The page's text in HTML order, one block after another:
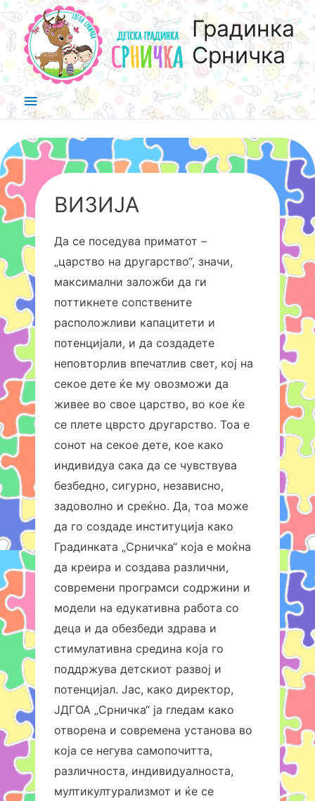
Градинка
Срничка
ВИЗИЈА
Да се поседува приматот –
„царство на другарство“, значи,
максимални заложби да ги
поттикнете сопствените
расположливи капацитети и
потенцијали, и да создадете
неповторлив впечатлив свет, кој на
секое дете ќе му овозможи да
живее во свое царство, во кое ќе
се плете цврсто другарство. Тоа е
сонот на секое дете, кое како
индивидуа сака да се чувствува
безбедно, сигурно, независно,
задоволно и среќно. Да, тоа може
да го создаде институција како
Градинката „Срничка“ која е моќна
да креира и создава различни,
современи програмси содржини и
модели на едукативна работа со
деца и да обезбеди здрава и
стимулативна средина која го
поддржува детскиот развој и
потенцијал. Јас, како директор,
ЈДГОА „Срничка“ ја гледам како
отворена и современа установа во
која се негува самопочитта,
различноста, индивидуалноста,
мултикултурализмот и ќе се